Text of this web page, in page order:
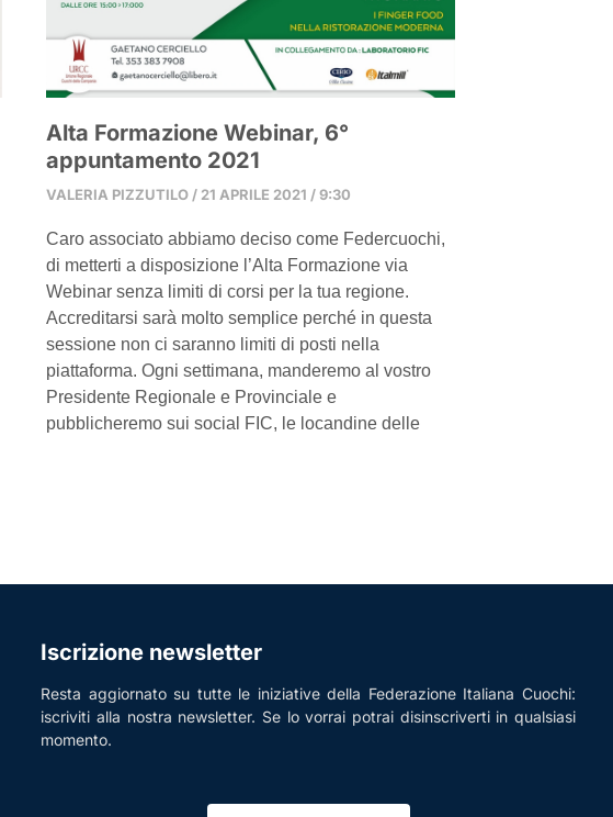
Alta Formazione Webinar, 6°
appuntamento 2021
VALERIA PIZZUTILO 21 APRILE 2021 9:30
Caro associato abbiamo deciso come Federcuochi,
di metterti a disposizione l’Alta Formazione via
Webinar senza limiti di corsi per la tua regione.
Accreditarsi sarà molto semplice perché in questa
sessione non ci saranno limiti di posti nella
piattaforma. Ogni settimana, manderemo al vostro
Presidente Regionale e Provinciale e
pubblicheremo sui social FIC, le locandine delle
Iscrizione newsletter
Resta aggiornato su tutte le iniziative della Federazione Italiana Cuochi:
iscriviti alla nostra newsletter. Se lo vorrai potrai disinscriverti in qualsiasi
momento.